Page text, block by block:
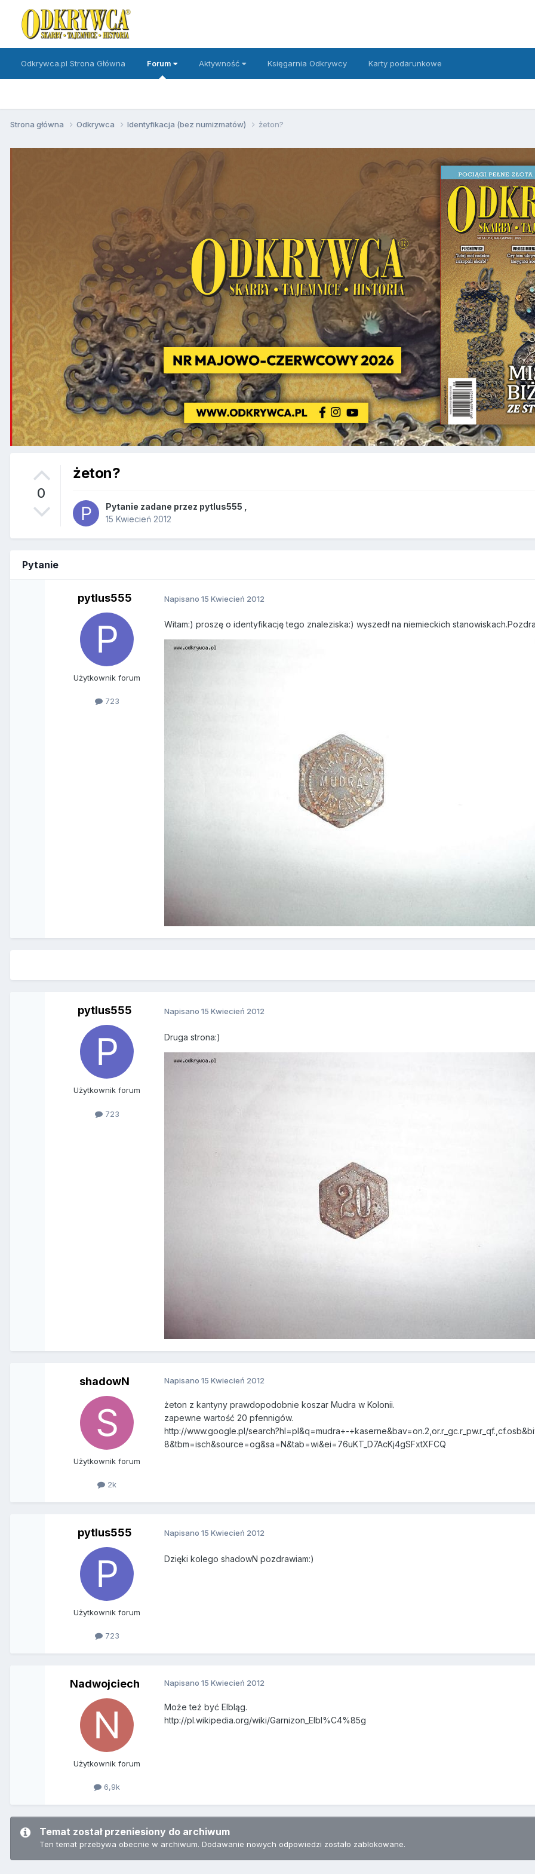
Odkrywca.pl Strona Główna Forum Aktywność Księgarnia Odkrywcy Karty podarunkowe
Strona główna Odkrywca Identyfikacja (bez numizmatów) żeton?
0
żeton?
Pytanie zadane przez pytlus555
15 Kwiecień 2012
Pytanie
pytlus555
Użytkownik forum
723
Napisano15 Kwiecień 2012
Witam:) proszę o identyfikację tego znaleziska:) wyszedł na niemieckich
pytlus555
Użytkownik forum
723
Napisano15 Kwiecień 2012
Druga strona:)
shadowN
Użytkownik forum
2k
Napisano15 Kwiecień 2012
żeton z kantyny prawdopodobnie koszar Mudra w Kolonii.
zapewne wartość 20 pfennigów.
http://www.google.pl/search?hl=pl&q=mudra+-
8&tbm=isch&source=og&sa=N&tab=wi&ei=76uKT_D7AcKj4gSFxtXFCQ
pytlus555
Użytkownik forum
723
Napisano15 Kwiecień 2012
Dzięki kolego shadowN pozdrawiam:)
Nadwojciech
Użytkownik forum
6,9k
Napisano15 Kwiecień 2012
Może też być Elbląg.
http://pl.wikipedia.org/wiki/Garnizon_Elbl%C4%85g
Temat został przeniesiony do archiwum
Ten temat przebywa obecnie w archiwum. Dodawanie nowych odpowiedzi zostało zablokowane.